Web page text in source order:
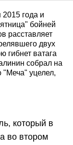
года и
бойней
расставляет
двух
гибнет ватага
собрал на
"Меча" уцелел,
который в
во втором